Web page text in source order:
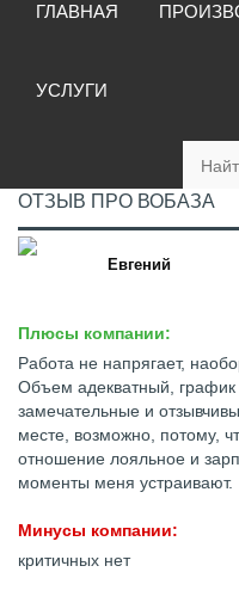
ГЛАВНАЯ
УСЛУГИ
ОТЗЫВ ПРО ВОБАЗА
Евгений
Плюсы компании:
Работа не напрягает,
Объем адекватный, график
замечательные и
месте, возможно, потому,
отношение лояльное и
моменты меня устраивают.
Минусы компании:
критичных нет